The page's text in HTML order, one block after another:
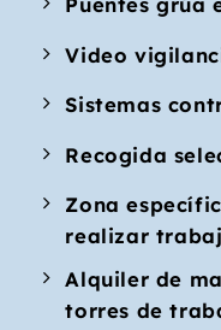
Video
Sistemas
Recogida
Zona
realizar
Alquiler de
torres de